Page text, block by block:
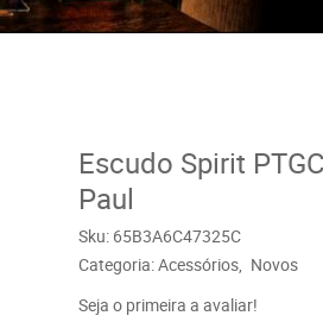
Escudo Spirit
Paul
Sku: 65B3A6C47325C
Categoria:Acessórios Novos
Seja o primeira a avaliar!